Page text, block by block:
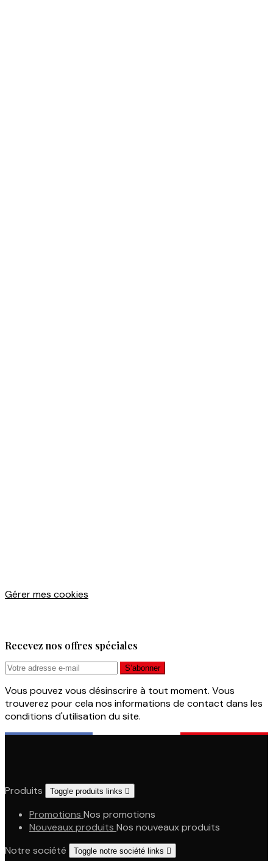
Gérer mes cookies
Recevez nos offres spéciales
Vous pouvez vous désinscrire à tout moment. Vous
trouverez pour cela nos informations de contact dans les
conditions d'utilisation du site.
Produits Toggle produits links 
Promotions Nos promotions
Nouveaux produits Nos nouveaux produits
Notre société
Toggle notre société links 